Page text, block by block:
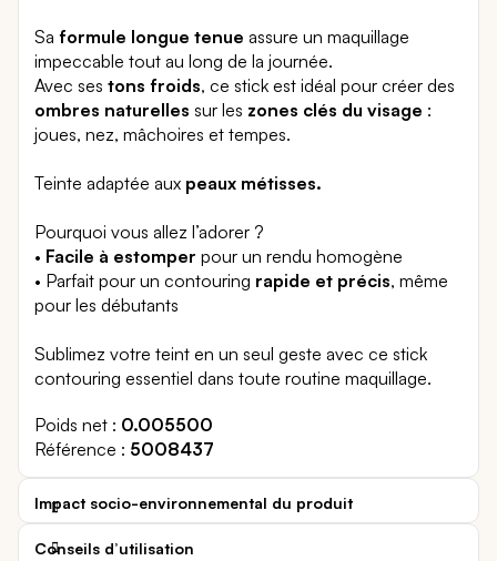
Sa formule longue tenue assure un maquillage
impeccable tout au long de la journée.
Avec ses tons froids, ce stick est idéal pour créer des
ombres naturelles sur les zones clés du visage :
joues, nez, mâchoires et tempes.
Teinte adaptée aux peaux métisses.
Pourquoi vous allez l’adorer ?
• Facile à estomper pour un rendu homogène
• Parfait pour un contouring rapide et précis, même
pour les débutants
Sublimez votre teint en un seul geste avec ce stick
contouring essentiel dans toute routine maquillage.
Poids net
0.005500
Référence
5008437
Impact socio-environnemental du produit
Conseils d’utilisation